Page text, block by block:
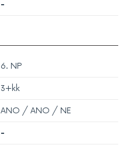
-
6. NP
3+kk
ANO / ANO / NE
-